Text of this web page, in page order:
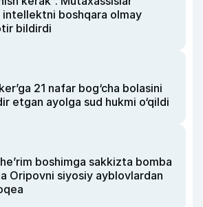
intellektni boshqara olmay
bildirdi
21 nafar bog‘cha bolasini
etgan ayolga sud hukmi o‘qildi
boshimga sakkizta bomba
Oripovni siyosiy ayblovlardan